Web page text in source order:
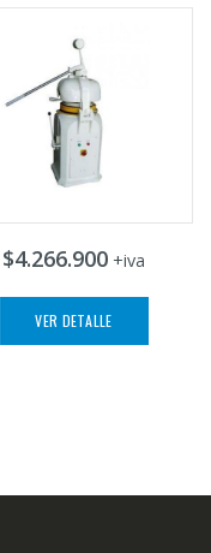
$4.266.900 +iva
VER DETALLE